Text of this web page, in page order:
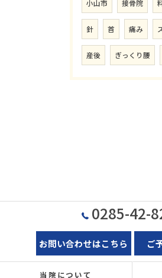
小山市 接骨院
針 首 痛み
産後 ぎっくり腰
0285-42-
お問い合わせはこちら ご
当院について